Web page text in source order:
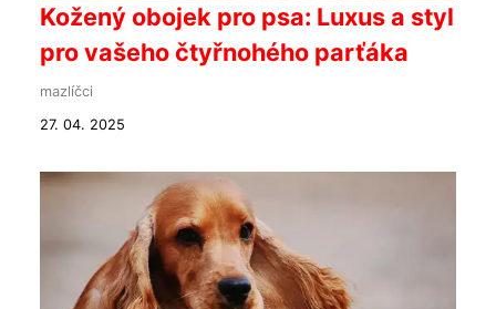
Kožený obojek pro psa: Luxus a styl
pro vašeho čtyřnohého parťáka
mazlíčci
27. 04. 2025